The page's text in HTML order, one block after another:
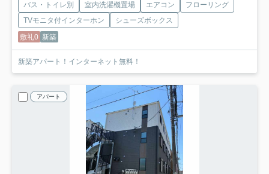
バス・トイレ別 室内洗濯機置場 エアコン
フローリング
TVモニタ付インターホン
シューズボックス
敷礼0 新築
新築アパート！インターネット無料！
アパート